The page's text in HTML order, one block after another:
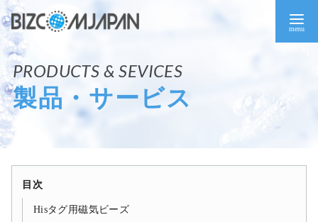
コ
ン
テ
ツ
へ
移
動
製品・サービス
目次
Hisタグ用磁気ビーズ